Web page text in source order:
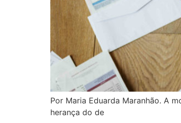
Por Maria Eduarda Maranhão. A
herança do de